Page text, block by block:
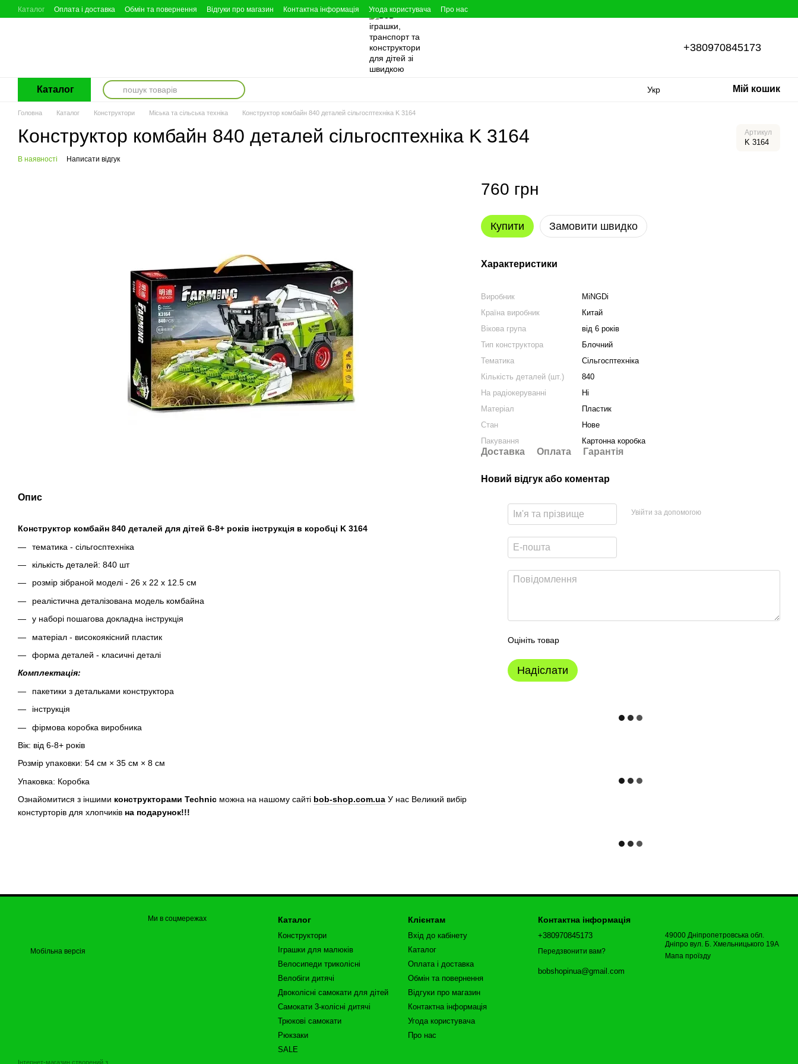
Перейти до основного контенту
Каталог Оплата і доставка Обмін та повернення Відгуки про магазин Контактна інформація Угода користувача Про нас
+380970845173
Каталог Укр Мій кошик
Головна Каталог Конструктори Міська та сільська техніка Конструктор комбайн 840 деталей сільгосптехніка K 3164
Конструктор комбайн 840 деталей сільгосптехніка K 3164 Артикул
K 3164
В наявності Написати відгук
Опис
Конструктор комбайн 840 деталей для дітей 6-8+ років інструкція в коробці K 3164
тематика - сільгосптехніка
кількість деталей: 840 шт
розмір зібраной моделі - 26 х 22 х 12.5 см
реалістична деталізована модель комбайна
у наборі пошагова докладна інструкція
матеріал - високоякісний пластик
форма деталей - класичні деталі
Комплектація:
пакетики з детальками конструктора
інструкція
фірмова коробка виробника
Вік: від 6-8+ років
Розмір упаковки: 54 см × 35 см × 8 см
Упаковка: Коробка
Ознайомитися з іншими конструкторами Technic можна на нашому сайті bob-shop.com.ua У нас Великий вибір
констурторів для хлопчиків на подарунок!!!
760 грн
Купити Замовити швидко
Характеристики
Виробник
MiNGDi
Країна виробник
Китай
Вікова група
від 6 років
Тип конструктора
Блочний
Тематика
Сільгосптехніка
Кількість деталей (шт.)
840
На радіокеруванні
Ні
Матеріал
Пластик
Стан
Нове
Пакування
Картонна коробка
Доставка Оплата Гарантія
Новий відгук або коментар
Увійти за допомогою
Оцініть товар
Надіслати
Мобільна версія
Інтернет-магазин створений з
Ми в соцмережах Каталог
Конструктори
Іграшки для малюків
Велосипеди триколісні
Велобіги дитячі
Двоколісні самокати для дітей
Самокати 3-колісні дитячі
Трюкові самокати
Рюкзаки
SALE
Клієнтам
Вхід до кабінету
Каталог
Оплата і доставка
Обмін та повернення
Відгуки про магазин
Контактна інформація
Угода користувача
Про нас
Контактна інформація
+380970845173
Передзвонити вам?
bobshopinua@gmail.com
49000 Дніпропетровська обл.
Дніпро вул. Б. Хмельницького 19А
Мапа проїзду